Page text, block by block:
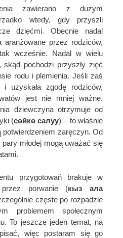
zawierano z dużym
wtedy, gdy przyszli
dziećmi. Obecnie nadal
aranżowane przez rodziców,
wcześnie. Nadal w wielu
pochodzi przyszły zięć
rodu i plemienia. Jeśli zaś
uzyskała zgodę rodziców,
jest nie mniej ważne.
dziewczyna otrzymuje od
(сөйкө салуу) – to właśnie
zaręczyn. Od
młodej mogą uważać się
przygotowań brakuje w
przez porwanie (кыз ала
częste po rozpadzie
problemem społecznym
To jeszcze jeden temat, na
więc postaram się go